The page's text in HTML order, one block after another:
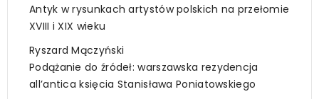
Antyk w rysunkach artystów polskich na przełomie
XVIII i XIX wieku
Ryszard Mączyński
Podążanie do źródeł: warszawska rezydencja
all’antica księcia Stanisława Poniatowskiego